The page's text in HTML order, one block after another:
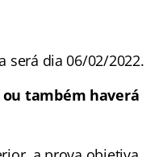
será dia 06/02/2022.
também haverá